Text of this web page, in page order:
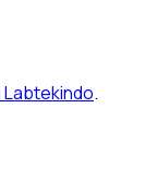
Labtekindo.